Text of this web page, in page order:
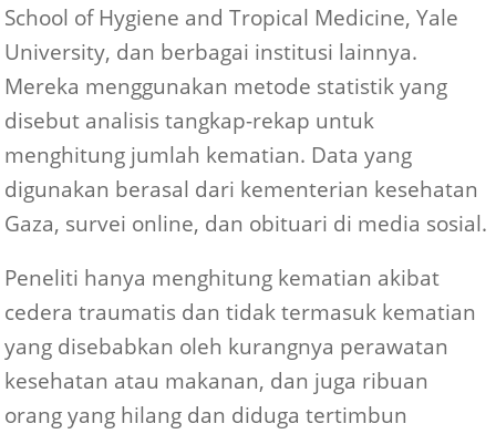
School of Hygiene and Tropical Medicine, Yale
University, dan berbagai institusi lainnya.
Mereka menggunakan metode statistik yang
disebut analisis tangkap-rekap untuk
menghitung jumlah kematian. Data yang
digunakan berasal dari kementerian kesehatan
Gaza, survei online, dan obituari di media sosial.
Peneliti hanya menghitung kematian akibat
cedera traumatis dan tidak termasuk kematian
yang disebabkan oleh kurangnya perawatan
kesehatan atau makanan, dan juga ribuan
orang yang hilang dan diduga tertimbun